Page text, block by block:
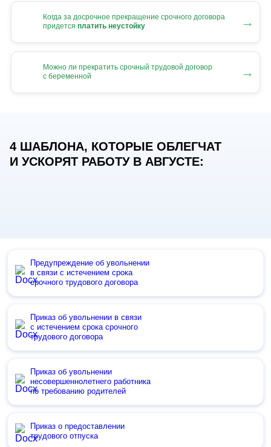
Когда за досрочное прекращение срочного договора
придется платить неустойку →
Можно ли прекратить срочный трудовой договор
с беременной
→
4 ШАБЛОНА, КОТОРЫЕ ОБЛЕГЧАТ
И УСКОРЯТ РАБОТУ В АВГУСТЕ:
Предупреждение об увольнении
в связи с истечением срока
срочного трудового договора
Приказ об увольнении в связи
с истечением срока срочного
трудового договора
Приказ об увольнении
несовершеннолетнего работника
по требованию родителей
Приказ о предоставлении
трудового отпуска